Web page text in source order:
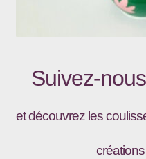
Suivez-
et découvrez les